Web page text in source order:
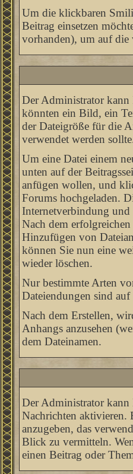
Um die klickbaren
Beitrag einsetzen
vorhanden), um auf
Der Administrator kann
könnten ein Bild, ein
der Dateigröße für die
verwendet werden
Um eine Datei einem
unten auf der
anfügen wollen, und
Forums hochgeladen.
Internetverbindung und
Nach dem
Hinzufügen von
können Sie nun eine
wieder löschen.
Nur bestimmte Arten
Dateiendungen sind
Nach dem Erstellen,
Anhangs anzusehen
dem Dateinamen.
Der Administrator kann
Nachrichten aktivieren.
anzugeben, das
Blick zu vermitteln.
einen Beitrag oder